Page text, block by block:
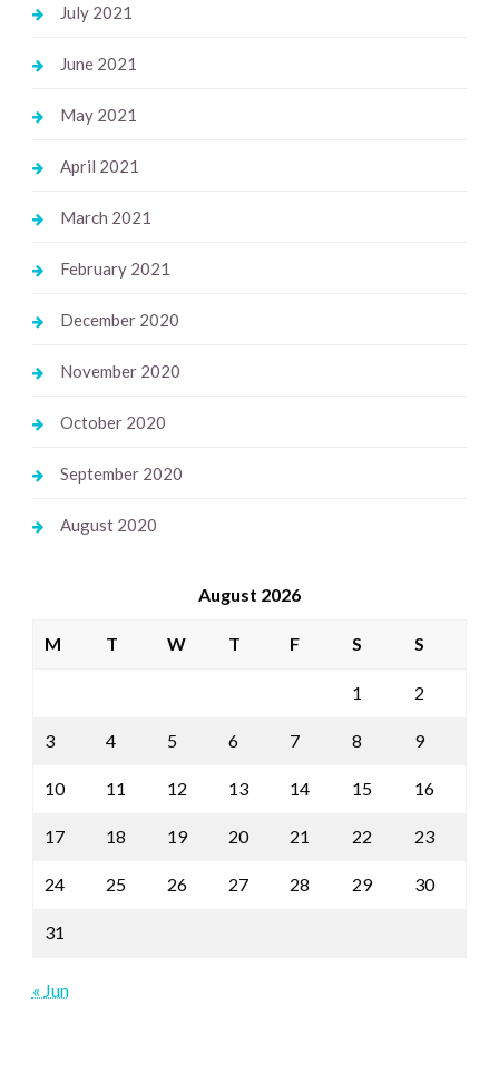
July 2021
June 2021
May 2021
April 2021
March 2021
February 2021
December 2020
November 2020
October 2020
September 2020
August 2020
August 2026
M T W T F S S
1 2
3 4 5 6 7 8 9
10 11 12 13 14 15 16
17 18 19 20 21 22 23
24 25 26 27 28 29 30
31
« Jun